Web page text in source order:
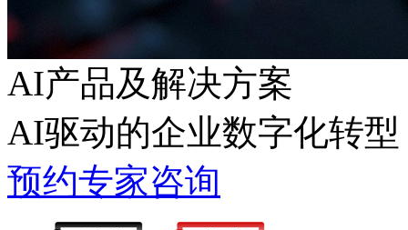
AI产品及解决方案
AI驱动的企业数字化转型
预约专家咨询